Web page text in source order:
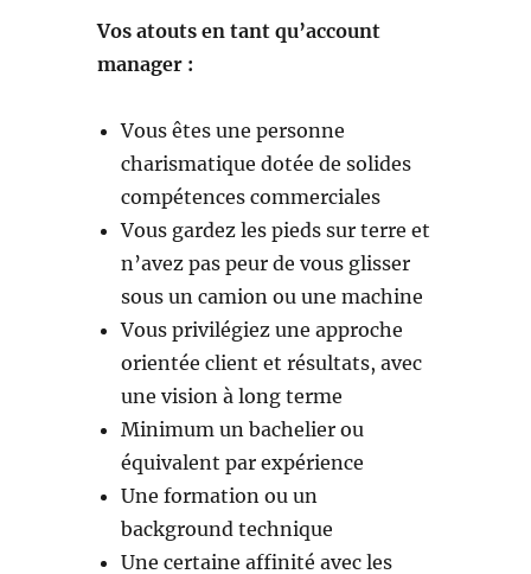
Vos atouts en tant qu’account
manager :
Vous êtes une personne
charismatique dotée de solides
compétences commerciales
Vous gardez les pieds sur terre et
n’avez pas peur de vous glisser
sous un camion ou une machine
Vous privilégiez une approche
orientée client et résultats, avec
une vision à long terme
Minimum un bachelier ou
équivalent par expérience
Une formation ou un
background technique
Une certaine affinité avec les